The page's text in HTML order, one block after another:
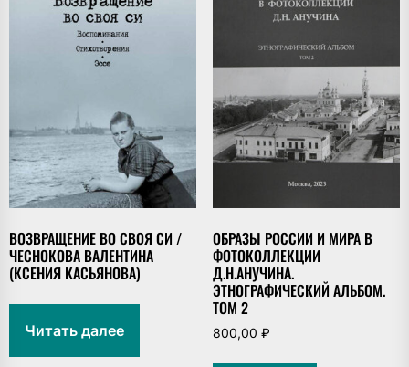
ВОЗВРАЩЕНИЕ ВО СВОЯ СИ /
ЧЕСНОКОВА ВАЛЕНТИНА
(КСЕНИЯ КАСЬЯНОВА)
Читать далее
ОБРАЗЫ РОССИИ И МИРА В
ФОТОКОЛЛЕКЦИИ
Д.Н.АНУЧИНА.
ЭТНОГРАФИЧЕСКИЙ АЛЬБОМ.
ТОМ 2
800,00 ₽